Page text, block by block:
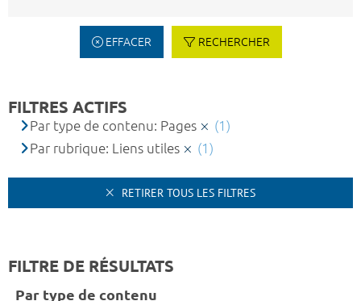
EFFACER RECHERCHER
FILTRES ACTIFS
Par type de contenu: Pages
(1)
Par rubrique: Liens utiles
(1)
RETIRER TOUS LES FILTRES
FILTRE DE RÉSULTATS
Par type de contenu